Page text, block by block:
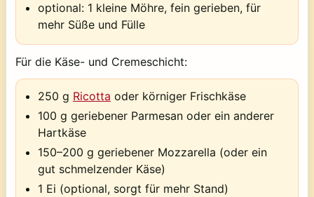
optional: 1 kleine Möhre, fein gerieben, für
mehr Süße und Fülle
Für die Käse- und Cremeschicht:
250 g Ricotta oder körniger Frischkäse
100 g geriebener Parmesan oder ein anderer
Hartkäse
150–200 g geriebener Mozzarella (oder ein
gut schmelzender Käse)
1 Ei (optional, sorgt für mehr Stand)